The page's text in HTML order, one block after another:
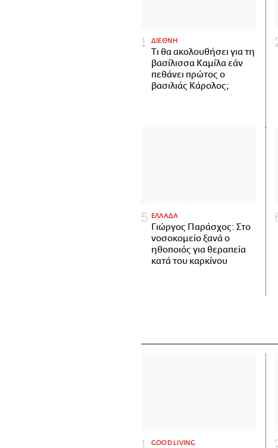
ΔΙΕΘΝΗ
Τι θα ακολουθήσει για τη
βασίλισσα Καμίλα εάν
πεθάνει πρώτος ο
βασιλιάς Κάρολος;
ΕΛΛΑΔΑ
Γιώργος Παράσχος: Στο
νοσοκομείο ξανά ο
ηθοποιός για θεραπεία
κατά του καρκίνου
GOOD LIVING